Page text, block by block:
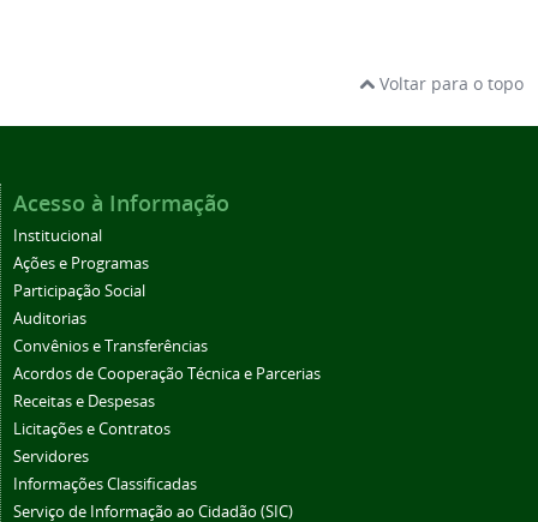
Voltar para o topo
Acesso à Informação
Institucional
Ações e Programas
Participação Social
Auditorias
Convênios e Transferências
Acordos de Cooperação Técnica e Parcerias
Receitas e Despesas
Licitações e Contratos
Servidores
Informações Classificadas
Serviço de Informação ao Cidadão (SIC)